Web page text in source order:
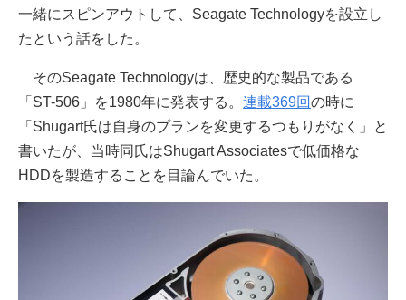
一緒にスピンアウトして、Seagate Technologyを設立し
たという話をした。
そのSeagate Technologyは、歴史的な製品である
「ST-506」を1980年に発表する。 連載369回の時に
「Shugart氏は自身のプランを変更するつもりがなく」と
書いたが、当時同氏はShugart Associatesで低価格な
HDDを製造することを目論んでいた。